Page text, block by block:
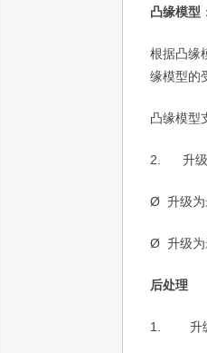
凸缘模型 ：
根据凸缘
缘模型的
凸缘模型
2. 升
Ø 升级
Ø 升级
后处理
1. 升